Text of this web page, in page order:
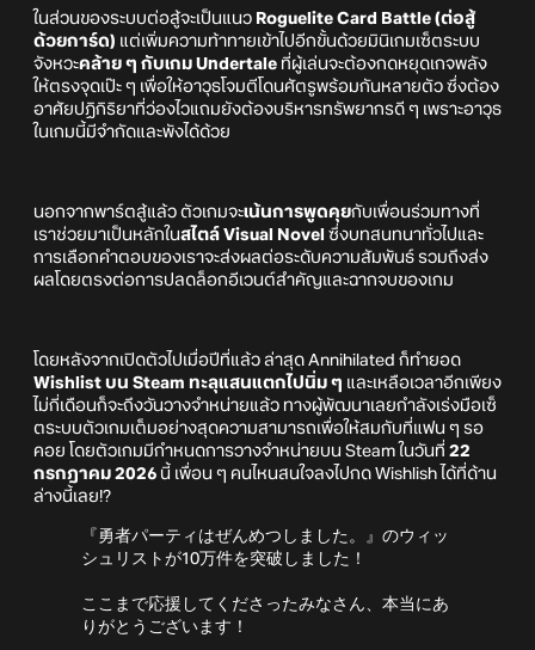
ในส่วนของระบบต่อสู้จะเป็นแนว Roguelite Card Battle (ต่อสู้
ด้วยการ์ด) แต่เพิ่มความท้าทายเข้าไปอีกขั้นด้วยมินิเกมเซ็ตระบบ
จังหวะคล้าย ๆ กับเกม Undertale ที่ผู้เล่นจะต้องกดหยุดเกจพลัง
ให้ตรงจุดเป๊ะ ๆ เพื่อให้อาวุธโจมตีโดนศัตรูพร้อมกันหลายตัว ซึ่งต้อง
อาศัยปฏิกิริยาที่ว่องไวแถมยังต้องบริหารทรัพยากรดี ๆ เพราะอาวุธ
ในเกมนี้มีจำกัดและพังได้ด้วย
นอกจากพาร์ตสู้แล้ว ตัวเกมจะเน้นการพูดคุยกับเพื่อนร่วมทางที่
เราช่วยมาเป็นหลักในสไตล์ Visual Novel ซึ่งบทสนทนาทั่วไปและ
การเลือกคำตอบของเราจะส่งผลต่อระดับความสัมพันธ์ รวมถึงส่ง
ผลโดยตรงต่อการปลดล็อกอีเวนต์สำคัญและฉากจบของเกม
โดยหลังจากเปิดตัวไปเมื่อปีที่แล้ว ล่าสุด Annihilated ก็ทำยอด
Wishlist บน Steam ทะลุแสนแตกไปนิ่ม ๆ และเหลือเวลาอีกเพียง
ไม่กี่เดือนก็จะถึงวันวางจำหน่ายแล้ว ทางผู้พัฒนาเลยกำลังเร่งมือเซ็
ตระบบตัวเกมเต็มอย่างสุดความสามารถเพื่อให้สมกับที่แฟน ๆ รอ
คอย โดยตัวเกมมีกำหนดการวางจำหน่ายบน Steam ในวันที่ 22
กรกฎาคม 2026 นี้ เพื่อน ๆ คนไหนสนใจลงไปกด Wishlish ได้ที่ด้าน
ล่างนี้เลย!?
『勇者パーティはぜんめつしました。』のウィッ
シュリストが10万件を突破しました！
ここまで応援してくださったみなさん、本当にあ
りがとうございます！